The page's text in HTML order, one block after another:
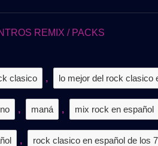
REMIX / PACKS
clasico , lo mejor del rock clasico
, maná , mix rock en español
, rock clasico en español de los